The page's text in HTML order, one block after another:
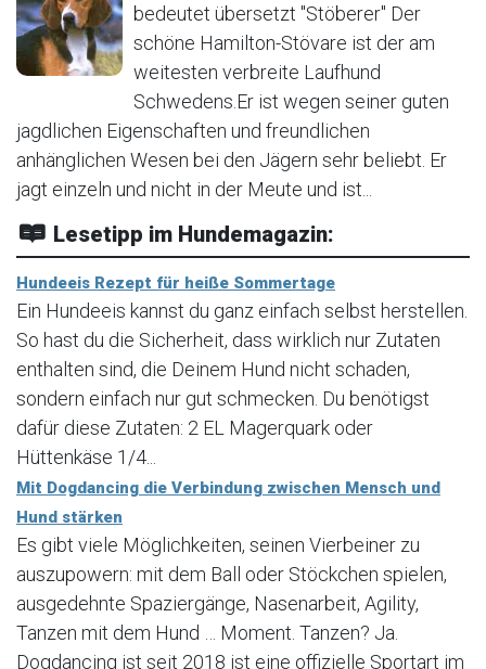
bedeutet übersetzt "Stöberer" Der
schöne Hamilton-Stövare ist der am
weitesten verbreite Laufhund
Schwedens.Er ist wegen seiner guten
jagdlichen Eigenschaften und freundlichen
anhänglichen Wesen bei den Jägern sehr beliebt. Er
jagt einzeln und nicht in der Meute und ist...
Lesetipp im Hundemagazin:
Hundeeis Rezept für heiße Sommertage
Ein Hundeeis kannst du ganz einfach selbst herstellen.
So hast du die Sicherheit, dass wirklich nur Zutaten
enthalten sind, die Deinem Hund nicht schaden,
sondern einfach nur gut schmecken. Du benötigst
dafür diese Zutaten: 2 EL Magerquark oder
Hüttenkäse 1/4...
Mit Dogdancing die Verbindung zwischen Mensch und
Hund stärken
Es gibt viele Möglichkeiten, seinen Vierbeiner zu
auszupowern: mit dem Ball oder Stöckchen spielen,
ausgedehnte Spaziergänge, Nasenarbeit, Agility,
Tanzen mit dem Hund … Moment. Tanzen? Ja.
Dogdancing ist seit 2018 ist eine offizielle Sportart im